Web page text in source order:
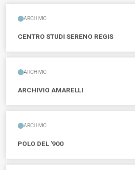
ARCHIVIO
CENTRO STUDI SERENO REGIS
ARCHIVIO
ARCHIVIO AMARELLI
ARCHIVIO
POLO DEL '900